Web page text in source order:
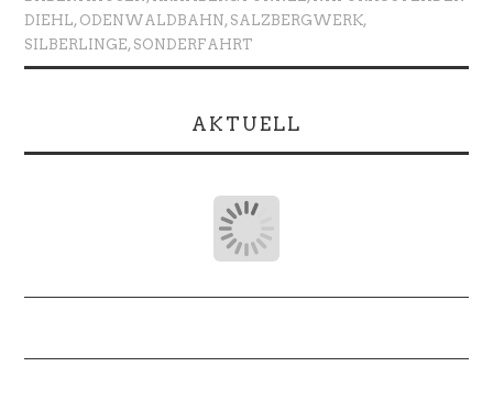
DIEHL, ODENWALDBAHN, SALZBERGWERK,
SILBERLINGE, SONDERFAHRT
AKTUELL